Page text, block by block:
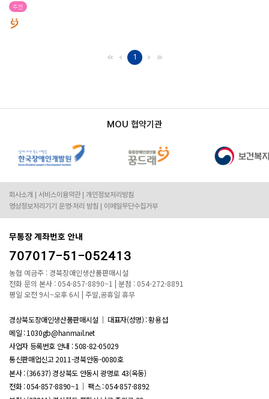
추천
1
MOU 협약기관
회사소개 서비스이용약관
개인정보처리방침
영상정보처리기기 운영·처리 방침
이메일무단수집거부
무통장 계좌번호 안내
707017-51-052413
농협 예금주 : 경북장애인생산품판매시설
전화 문의 본사 : 054-857-8890~1 | 분점 : 054-272-8891
평일 오전 9시~오후 6시 | 주말,공휴일 휴무
경상북도장애인생산품판매시설
대표자(성명) : 황용섭
메일 : 1030gb@hanmail.net
사업자 등록번호 안내 :508-82-05029
통신판매업신고 2011-경북안동-0080호
본사 : (36637) 경상북도 안동시 광명로 43(옥동)
전화 : 054-857-8890~1
팩스 : 054-857-8892